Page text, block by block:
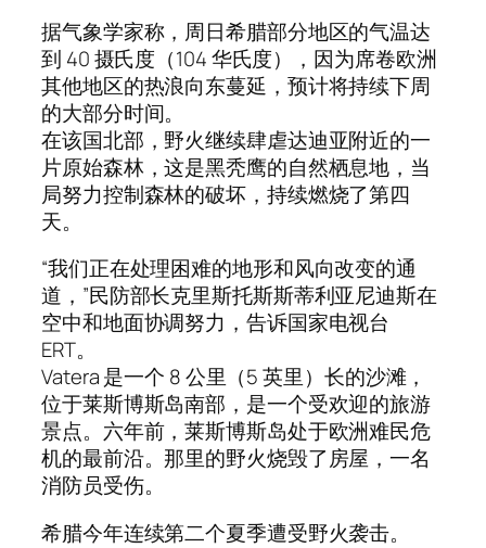
据气象学家称，周日希腊部分地区的气温达
到 40 摄氏度（104 华氏度），因为席卷欧洲
其他地区的热浪向东蔓延，预计将持续下周
的大部分时间。
在该国北部，野火继续肆虐达迪亚附近的一
片原始森林，这是黑秃鹰的自然栖息地，当
局努力控制森林的破坏，持续燃烧了第四
天。
“我们正在处理困难的地形和风向改变的通
道，”民防部长克里斯托斯斯蒂利亚尼迪斯在
空中和地面协调努力，告诉国家电视台
ERT。
Vatera 是一个 8 公里（5 英里）长的沙滩，
位于莱斯博斯岛南部，是一个受欢迎的旅游
景点。六年前，莱斯博斯岛处于欧洲难民危
机的最前沿。那里的野火烧毁了房屋，一名
消防员受伤。
希腊今年连续第二个夏季遭受野火袭击。